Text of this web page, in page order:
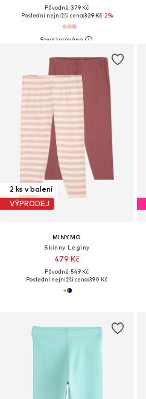
Původně: 379 Kč
Poslední nejnižší cena:329 Kč-2%
2 ks v balení
VÝPRODEJ
MINYMO
Skinny Legíny
479 Kč
Původně: 549 Kč
Poslední nejnižší cena:390 Kč